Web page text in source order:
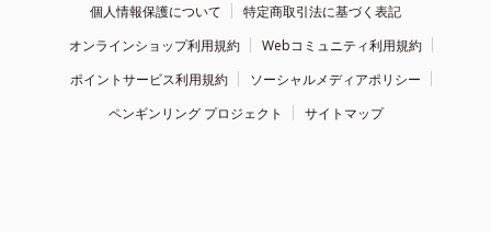
個人情報保護について
特定商取引法に基づく表記
オンラインショップ利用規約
Webコミュニティ利用規約
ポイントサービス利用規約
ソーシャルメディアポリシー
ペンギンリング プロジェクト
サイトマップ